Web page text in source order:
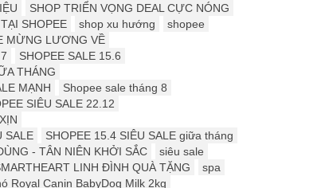
SHOP TRIỂN VỌNG DEAL CỰC NÓNG
SHOPEE shop xu hướng
shopee
MỪNG LƯƠNG VỀ
SHOPEE SALE 15.6
THÁNG
MẠNH
Shopee sale tháng 8
SIÊU SALE 22.12
SALE
SHOPEE 15.4 SIÊU SALE giữa tháng
- TÂN NIÊN KHỞI SẮC
siêu sale
LINH ĐÌNH QUÀ TẶNG
spa
Royal Canin BabyDog Milk 2kg